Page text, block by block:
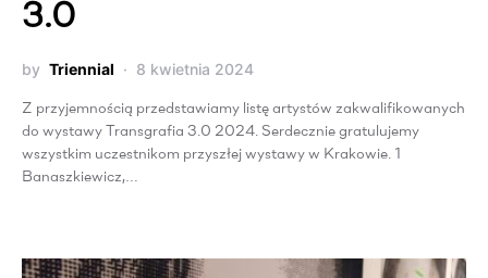
3.0
by Triennial 8 kwietnia 2024
Z przyjemnością przedstawiamy listę artystów zakwalifikowanych
do wystawy Transgrafia 3.0 2024. Serdecznie gratulujemy
wszystkim uczestnikom przyszłej wystawy w Krakowie. 1
Banaszkiewicz,…